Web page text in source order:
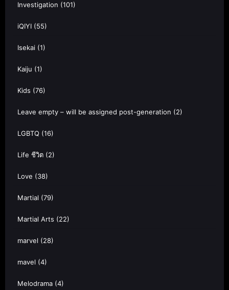
Investigation (101)
iQIYI (55)
Isekai (1)
Kaiju (1)
Kids (76)
Leave empty – will be assigned post-generation (2)
LGBTQ (16)
Life ชีวิต (2)
Love (38)
Martial (79)
Martial Arts (22)
marvel (28)
mavel (4)
Melodrama (4)